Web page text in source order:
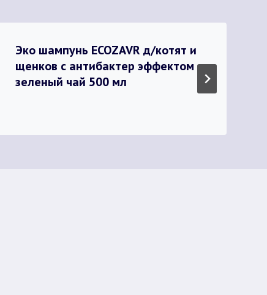
Эко шампунь ECOZAVR д/котят и
щенков с антибактер эффектом
зеленый чай 500 мл